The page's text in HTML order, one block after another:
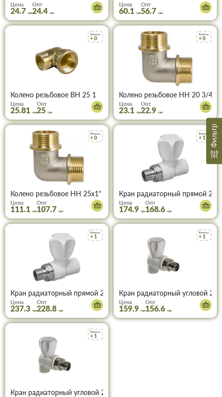
Цена
24.7 грн
Опт
24.4 грн
Цена
60.1 грн
Опт
56.7 грн
Бонусы
+ 0
Колено резьбовое ВН 25 1
Цена
25.81 грн
Опт
25 грн
Бонусы
+ 0
Колено резьбовое НН 20 3/4
Цена
23.1 грн
Опт
22.9 грн
Бонусы
+ 0
Колено резьбовое НН 25х1"
Цена
111.1 грн
Опт
107.7 грн
Бонусы
+ 1
Кран радиаторный прямой
Цена
174.9 грн
Опт
168.6 грн
Бонусы
+ 1
Кран радиаторный прямой 25х3/4"
Цена
237.3 грн
Опт
228.8 грн
Бонусы
+ 1
Кран радиаторный угловой
Цена
159.9 грн
Опт
156.6 грн
Бонусы
+ 1
Кран радиаторный угловой 25х3/4"
Фильтр